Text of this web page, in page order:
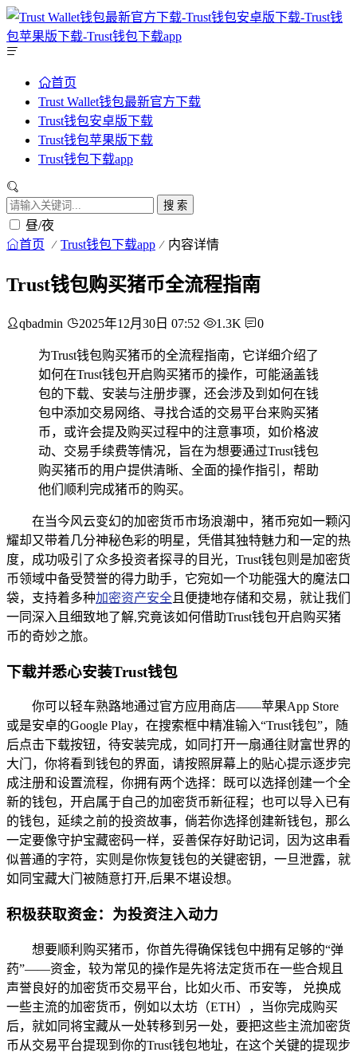
首页
Trust Wallet钱包最新官方下载
Trust钱包安卓版下载
Trust钱包苹果版下载
Trust钱包下载app
搜 索
昼/夜
首页 Trust钱包下载app 内容详情
Trust钱包购买猪币全流程指南
qbadmin 2025年12月30日 07:52 1.3K 0
为Trust钱包购买猪币的全流程指南，它详细介绍了
如何在Trust钱包开启购买猪币的操作，可能涵盖钱
包的下载、安装与注册步骤，还会涉及到如何在钱
包中添加交易网络、寻找合适的交易平台来购买猪
币，或许会提及购买过程中的注意事项，如价格波
动、交易手续费等情况，旨在为想要通过Trust钱包
购买猪币的用户提供清晰、全面的操作指引，帮助
他们顺利完成猪币的购买。
在当今风云变幻的加密货币市场浪潮中，猪币宛如一颗闪
耀却又带着几分神秘色彩的明星，凭借其独特魅力和一定的热
度，成功吸引了众多投资者探寻的目光，Trust钱包则是加密货
币领域中备受赞誉的得力助手，它宛如一个功能强大的魔法口
袋，支持着多种加密资产安全 且便捷地存储和交易，就让我们
一同深入且细致地了解,究竟该如何借助Trust钱包开启购买猪
币的奇妙之旅。
下载并悉心安装Trust钱包
你可以轻车熟路地通过官方应用商店——苹果App Store
或是安卓的Google Play，在搜索框中精准输入“Trust钱包”，随
后点击下载按钮，待安装完成，如同打开一扇通往财富世界的
大门，你将看到钱包的界面，请按照屏幕上的贴心提示逐步完
成注册和设置流程，你拥有两个选择：既可以选择创建一个全
新的钱包，开启属于自己的加密货币新征程；也可以导入已有
的钱包，延续之前的投资故事，倘若你选择创建新钱包，那么
一定要像守护宝藏密码一样，妥善保存好助记词，因为这串看
似普通的字符，实则是你恢复钱包的关键密钥，一旦泄露，就
如同宝藏大门被随意打开,后果不堪设想。
积极获取资金：为投资注入动力
想要顺利购买猪币，你首先得确保钱包中拥有足够的“弹
药”——资金，较为常见的操作是先将法定货币在一些合规且
声誉良好的加密货币交易平台，比如火币、币安等， 兑换成
一些主流的加密货币，例如以太坊（ETH），当你完成购买
后，就如同将宝藏从一处转移到另一处，要把这些主流加密货
币从交易平台提现到你的Trust钱包地址，在这个关键的提现步